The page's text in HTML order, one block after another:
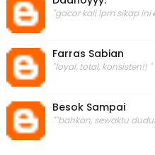
"gacor kali lpm sikap
Farras Sabian
"loyal, total, konsisten!! "
Besok Sampai
""bahkan, sewaktu